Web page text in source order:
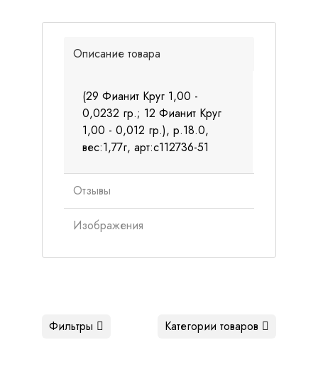
Описание товара
(29 Фианит Круг 1,00 -
0,0232 гр.; 12 Фианит Круг
1,00 - 0,012 гр.), р.18.0,
вес:1,77г, арт:с112736-51
Отзывы
Изображения
Категории товаров
Фильтры